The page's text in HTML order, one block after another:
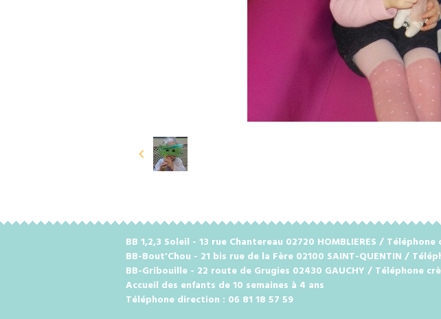
BB 1,2,3 Soleil - 13 rue Chantereau 02720 HOMBLIERES /
BB-Bout'Chou - 21 bis rue de la Fère 02100 SAINT-QUENTIN /
BB-Gribouille - 22 route de Grugies 02430 GAUCHY / Téléphone
Accueil des enfants de 10 semaines à 4 ans
Téléphone direction : 06 81 18 57 59